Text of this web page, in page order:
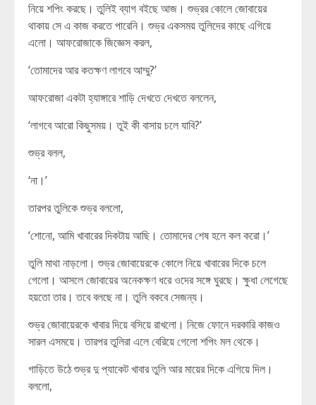
নিয়ে শপিং করছে। তুলিই ব্যাগ বইছে আজ। শুভ্রর কোলে জোবায়ের
থাকায় সে এ কাজ করতে পারেনি। শুভ্র একসময় তুলিদের কাছে এগিয়ে
এলো। আফরোজাকে জিজ্ঞেস করল,
‘তোমাদের আর কতক্ষণ লাগবে আম্মু?’
আফরোজা একটা হ্যাঙ্গারে শাড়ি দেখতে দেখতে বললেন,
‘লাগবে আরো কিছুসময়। তুই কী বাসায় চলে যাবি?’
শুভ্র বলল,
‘না।’
তারপর তুলিকে শুভ্র বললো,
‘শোনো, আমি খাবারের দিকটায় আছি। তোমাদের শেষ হলে কল করো।’
তুলি মাথা নাড়লো। শুভ্র জোবায়েরকে কোলে নিয়ে খাবারের দিকে চলে
গেলো। আসলে জোবায়ের অনেকক্ষণ ধরে ওদের সঙ্গে ঘুরছে। ক্ষুধা লেগেছে
হয়তো তার। তবে বলছে না। তুলি বকবে সেজন্য।
শুভ্র জোবায়েরকে খাবার দিয়ে বসিয়ে রাখলো। নিজে ফোনে দরকারি কাজও
সারল এসময়ে। তারপর তুলিরা এলে বেরিয়ে গেলো শপিং মল থেকে।
গাড়িতে উঠে শুভ্র দু প্যাকেট খাবার তুলি আর মায়ের দিকে এগিয়ে দিল।
বললো,